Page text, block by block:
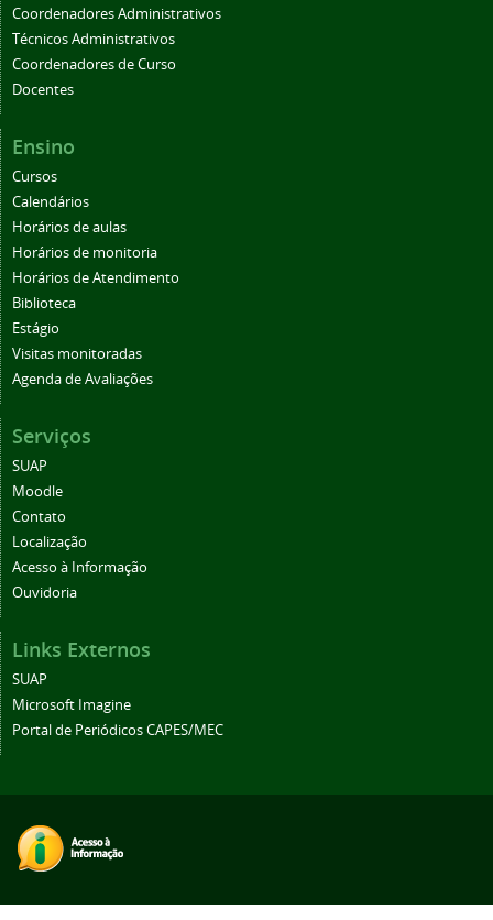
Coordenadores Administrativos
Técnicos Administrativos
Coordenadores de Curso
Docentes
Ensino
Cursos
Calendários
Horários de aulas
Horários de monitoria
Horários de Atendimento
Biblioteca
Estágio
Visitas monitoradas
Agenda de Avaliações
Serviços
SUAP
Moodle
Contato
Localização
Acesso à Informação
Ouvidoria
Links Externos
SUAP
Microsoft Imagine
Portal de Periódicos CAPES/MEC